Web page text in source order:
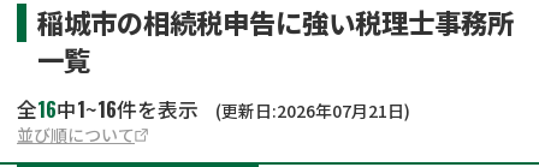
稲城市の相続税申告に強い税理士事務所
一覧
全16中1~16件を表示
(更新日:2026年07月21日)
並び順について